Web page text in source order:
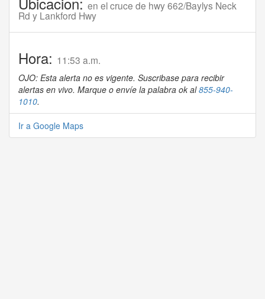
en el cruce de hwy 662/Baylys Neck
Rd y Lankford Hwy
Hora: 11:53 a.m.
OJO: Esta alerta no es vigente. Suscribase para recibir
alertas en vivo. Marque o envíe la palabra ok al855-940-
1010.
Ir a Google Maps